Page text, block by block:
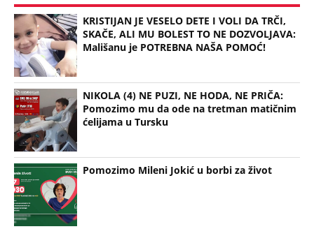
KRISTIJAN JE VESELO DETE I VOLI DA TRČI,
SKAČE, ALI MU BOLEST TO NE DOZVOLJAVA:
Mališanu je POTREBNA NAŠA POMOĆ!
NIKOLA (4) NE PUZI, NE HODA, NE PRIČA:
Pomozimo mu da ode na tretman matičnim
ćelijama u Tursku
Pomozimo Mileni Jokić u borbi za život